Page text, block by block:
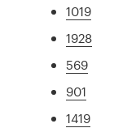
1019
1928
569
901
1419